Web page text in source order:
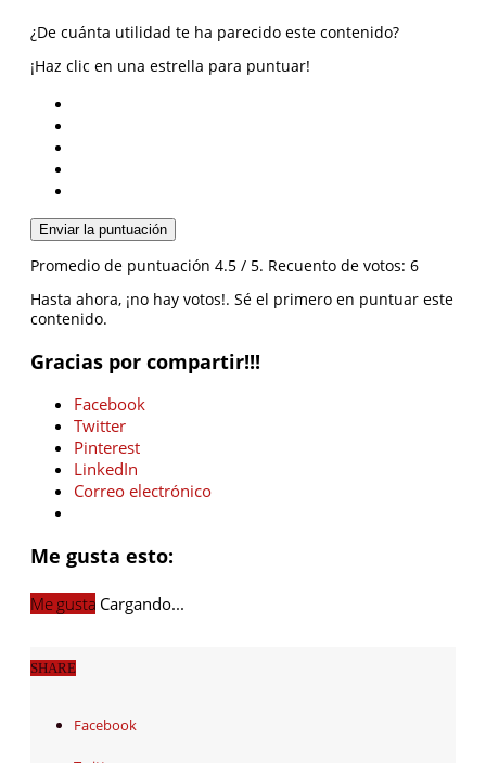
¿De cuánta utilidad te ha parecido este contenido?
¡Haz clic en una estrella para puntuar!
Enviar la puntuación
Promedio de puntuación 4.5 / 5. Recuento de votos: 6
Hasta ahora, ¡no hay votos!. Sé el primero en puntuar este
contenido.
Gracias por compartir!!!
Facebook
Twitter
Pinterest
LinkedIn
Correo electrónico
Me gusta esto:
Me gusta Cargando...
SHARE
Facebook